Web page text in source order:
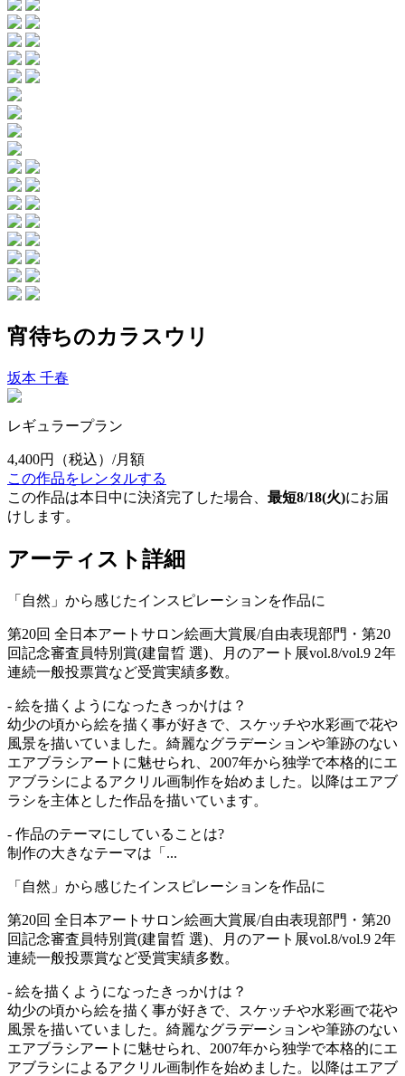
宵待ちのカラスウリ
坂本 千春
レギュラープラン
4,400円
（税込）/月額
この作品をレンタルする
この作品は本日中に決済完了した場合、 最短8/18(火)にお届
けします。
アーティスト詳細
「自然」から感じたインスピレーションを作品に
第20回 全日本アートサロン絵画大賞展/自由表現部門・第20
回記念審査員特別賞(建畠晢 選)、月のアート展vol.8/vol.9 2年
連続一般投票賞など受賞実績多数。
- 絵を描くようになったきっかけは？
幼少の頃から絵を描く事が好きで、スケッチや水彩画で花や
風景を描いていました。綺麗なグラデーションや筆跡のない
エアブラシアートに魅せられ、2007年から独学で本格的にエ
アブラシによるアクリル画制作を始めました。以降はエアブ
ラシを主体とした作品を描いています。
- 作品のテーマにしていることは?
制作の大きなテーマは「...
「自然」から感じたインスピレーションを作品に
第20回 全日本アートサロン絵画大賞展/自由表現部門・第20
回記念審査員特別賞(建畠晢 選)、月のアート展vol.8/vol.9 2年
連続一般投票賞など受賞実績多数。
- 絵を描くようになったきっかけは？
幼少の頃から絵を描く事が好きで、スケッチや水彩画で花や
風景を描いていました。綺麗なグラデーションや筆跡のない
エアブラシアートに魅せられ、2007年から独学で本格的にエ
アブラシによるアクリル画制作を始めました。以降はエアブ